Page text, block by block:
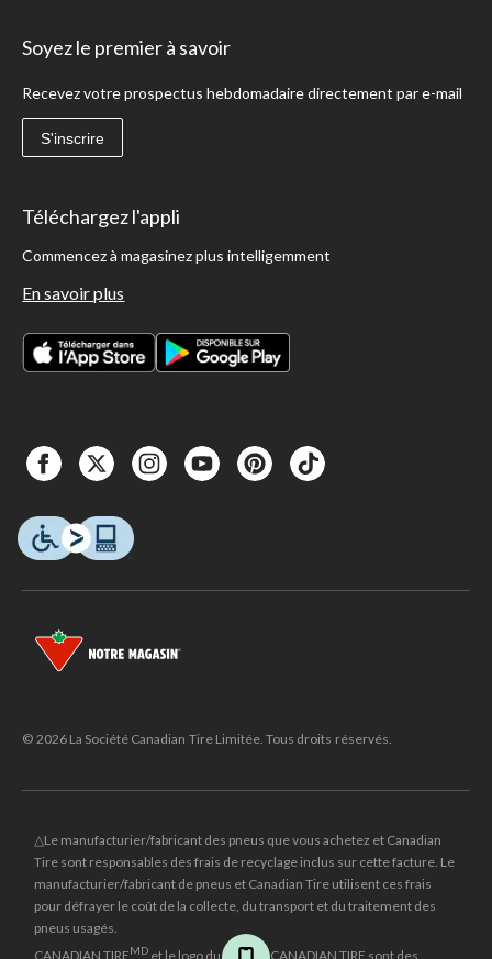
Soyez le premier à savoir
Recevez votre prospectus hebdomadaire directement par e-mail
S'inscrire
Téléchargez l'appli
Commencez à magasinez plus intelligemment
En savoir plus
© 2026 La Société Canadian Tire Limitée. Tous droits réservés.
△Le manufacturier/fabricant des pneus que vous achetez et Canadian
Tire sont responsables des frais de recyclage inclus sur cette facture. Le
manufacturier/fabricant de pneus et Canadian Tire utilisent ces frais
pour défrayer le coût de la collecte, du transport et du traitement des
pneus usagés.
CANADIAN TIREMD et le logo du triangle CANADIAN TIRE sont des